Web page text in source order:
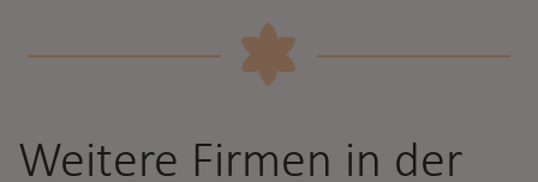
Weitere Firmen in der